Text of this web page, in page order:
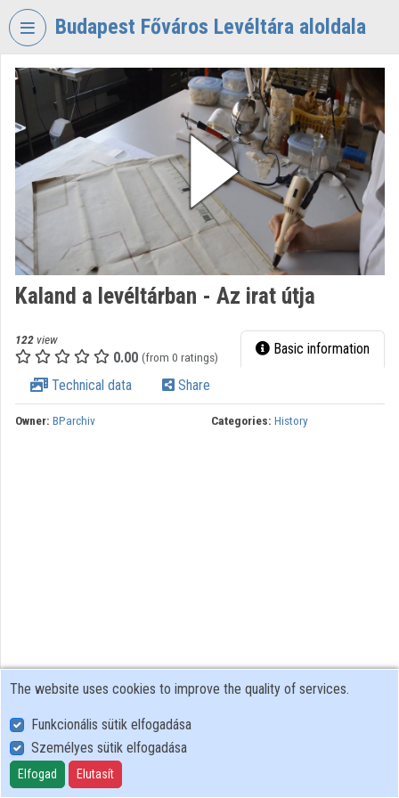
Skip header
Budapest Főváros Levéltára aloldala
VIDEO TORIUM
BUDAPEST
FŐVÁROS
LEVÉLTÁRA
Organization home
Log In
Organization playlists
Organizations
Kaland a levéltárban - Az irat útja
122 view
0.00 (from 0 ratings) Basic information
Technical data Share
Owner: BParchiv Categories: History
User Policy
Adatkezelési tájékoztató (en)
Cookie Policy
The website uses cookies to improve the quality of services.
Funkcionális sütik elfogadása
Személyes sütik elfogadása
Elfogad Elutasít